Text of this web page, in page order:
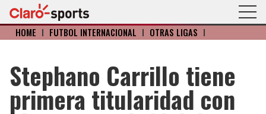
HOME I FÚTBOL INTERNACIONAL I OTRAS LIGAS I
Stephano Carrillo tiene
primera titularidad con